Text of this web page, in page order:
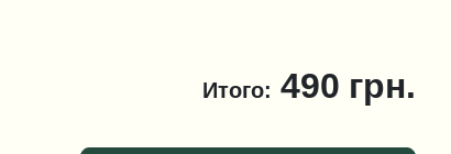
Итого: 490 грн.